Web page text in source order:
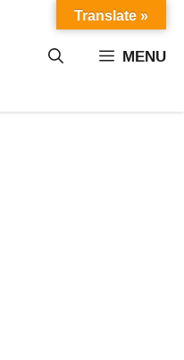
MENU
Translate »